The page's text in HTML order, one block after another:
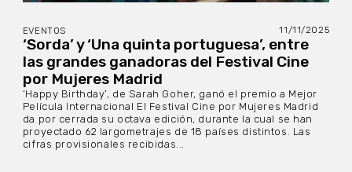
EVENTOS 11/11/2025
‘Sorda’ y ‘Una quinta portuguesa’, entre
las grandes ganadoras del Festival Cine
por Mujeres Madrid
‘Happy Birthday’, de Sarah Goher, ganó el premio a Mejor
Película Internacional El Festival Cine por Mujeres Madrid
da por cerrada su octava edición, durante la cual se han
proyectado 62 largometrajes de 18 países distintos. Las
cifras provisionales recibidas...